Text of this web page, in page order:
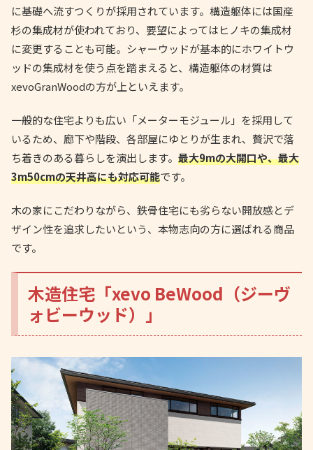
に基礎へ流すつくりが採用されています。構造躯体には国産
杉の集成材が使われており、要望によってはヒノキの集成材
に変更することも可能。シャーウッドが基本的にホワイトウ
ッドの集成材を使う点を踏まえると、構造躯体の材質は
xevoGranWoodの方が上といえます。
一般的な住宅よりも広い「メーターモジュール」を採用して
いるため、廊下や階段、各部屋にゆとりが生まれ、贅沢で落
ち着きのある暮らしを演出します。 最大9mの大開口や、最大
3m50cmの天井高にも対応可能です。
木の家にこだわりながら、鉄骨住宅にも劣らない開放感とデ
ザイン性を追求したいという、本物志向の方に選ばれる商品
です。
木造住宅「xevo BeWood（ジーヴ
ォビーウッド）」